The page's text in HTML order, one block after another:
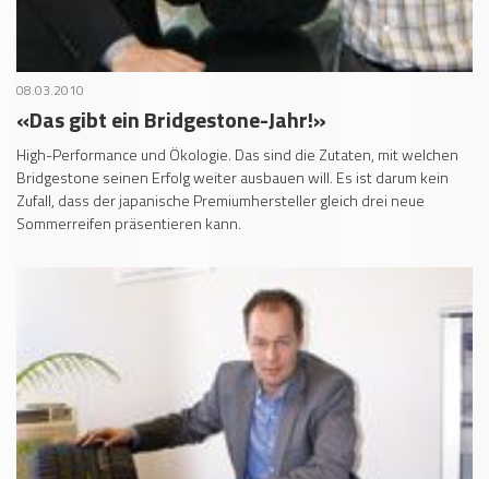
08.03.2010
«Das gibt ein Bridgestone-Jahr!»
High-Performance und Ökologie. Das sind die Zutaten, mit welchen
Bridgestone seinen Erfolg weiter ausbauen will. Es ist darum kein
Zufall, dass der japanische Premiumhersteller gleich drei neue
Sommerreifen präsentieren kann.